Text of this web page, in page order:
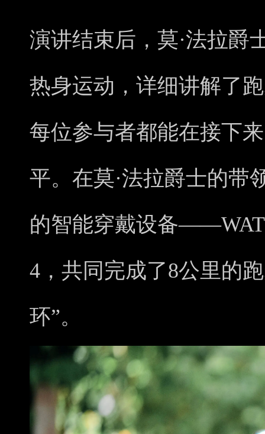
演讲结束后，莫·法拉爵
热身运动，详细讲解了
每位参与者都能在接下
平。在莫·法拉爵士的带
的智能穿戴设备
4，共同完成了8公里的
环”。